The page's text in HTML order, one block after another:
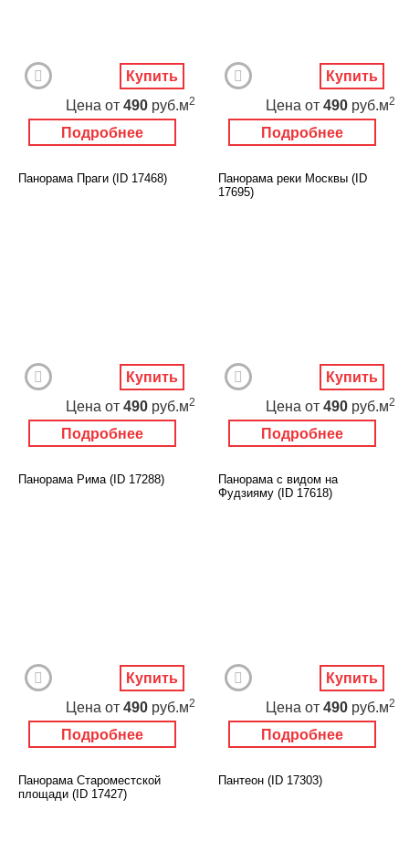
Подробнее
Цена от 490 руб.м2
Купить
Подробнее
Цена от 490 руб.м2
Купить
Панорама Праги (ID 17468)
Подробнее
Цена от 490 руб.м2
Купить
Панорама реки Москвы (ID
17695)
Подробнее
Цена от 490 руб.м2
Купить
Панорама Рима (ID 17288)
Подробнее
Цена от 490 руб.м2
Купить
Панорама с видом на
Фудзияму (ID 17618)
Подробнее
Цена от 490 руб.м2
Купить
Панорама Староместской
площади (ID 17427)
Пантеон (ID 17303)